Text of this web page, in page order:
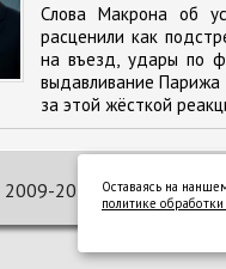
Слова Макрона об
расценили как
на въезд, удары по
выдавливание Парижа
за этой жёсткой
2009-2025 Оставаясь на
политике